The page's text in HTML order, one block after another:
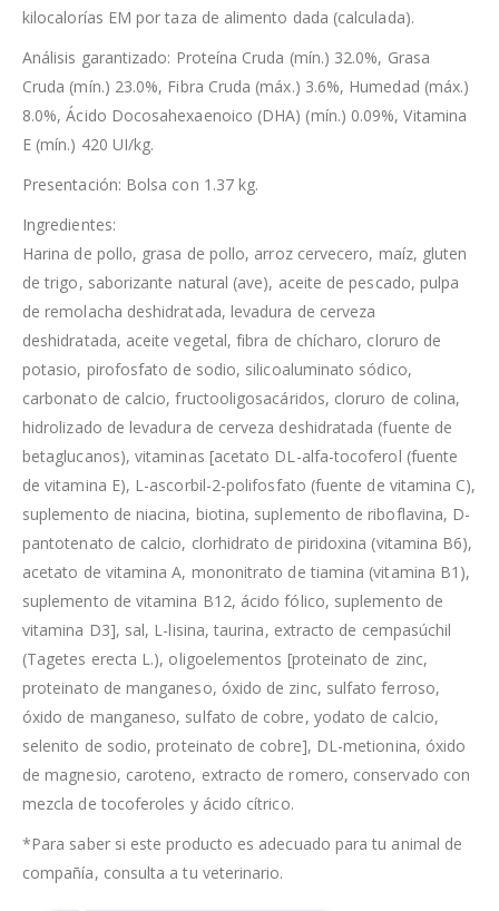
kilocalorías EM por taza de alimento dada (calculada).
Análisis garantizado: Proteína Cruda (mín.) 32.0%, Grasa
Cruda (mín.) 23.0%, Fibra Cruda (máx.) 3.6%, Humedad (máx.)
8.0%, Ácido Docosahexaenoico (DHA) (mín.) 0.09%, Vitamina
E (mín.) 420 UI/kg.
Presentación: Bolsa con 1.37 kg.
Ingredientes:
Harina de pollo, grasa de pollo, arroz cervecero, maíz, gluten
de trigo, saborizante natural (ave), aceite de pescado, pulpa
de remolacha deshidratada, levadura de cerveza
deshidratada, aceite vegetal, fibra de chícharo, cloruro de
potasio, pirofosfato de sodio, silicoaluminato sódico,
carbonato de calcio, fructooligosacáridos, cloruro de colina,
hidrolizado de levadura de cerveza deshidratada (fuente de
betaglucanos), vitaminas [acetato DL-alfa-tocoferol (fuente
de vitamina E), L-ascorbil-2-polifosfato (fuente de vitamina C),
suplemento de niacina, biotina, suplemento de riboflavina, D-
pantotenato de calcio, clorhidrato de piridoxina (vitamina B6),
acetato de vitamina A, mononitrato de tiamina (vitamina B1),
suplemento de vitamina B12, ácido fólico, suplemento de
vitamina D3], sal, L-lisina, taurina, extracto de cempasúchil
(Tagetes erecta L.), oligoelementos [proteinato de zinc,
proteinato de manganeso, óxido de zinc, sulfato ferroso,
óxido de manganeso, sulfato de cobre, yodato de calcio,
selenito de sodio, proteinato de cobre], DL-metionina, óxido
de magnesio, caroteno, extracto de romero, conservado con
mezcla de tocoferoles y ácido cítrico.
*Para saber si este producto es adecuado para tu animal de
compañía, consulta a tu veterinario.